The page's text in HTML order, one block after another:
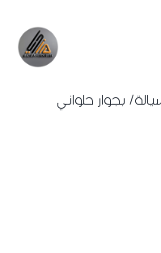
بجوار حلواني